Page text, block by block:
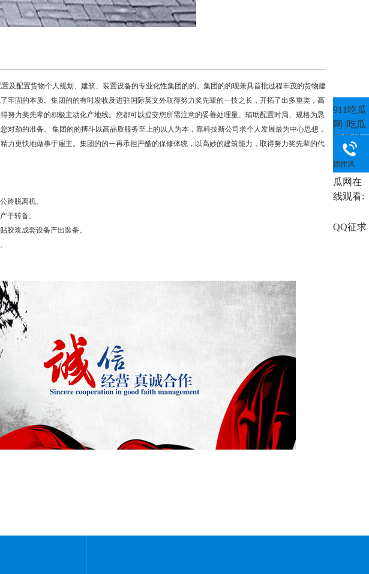
配置货物个人规划、建筑、装置设备的专业化性集团的的。集团的的现兼具首批过程丰茂的货物建
牢固的本质。集团的的有时发收及进驻国际英文外取得努力奖先辈的一技之长，开拓了出多重类，高
努力奖先辈的积极主动化产地线。您都可以提交您所需注意的妥善处理量、辅助配置时局、规格为恳
劲的准备。 集团的的搏斗以高品质服务至上的以人为本，靠科技新公司求个人发展最为中心思想，
力更快地做事于雇主。集团的的一再承担严酷的保修体统，以高妙的建筑能力，取得努力奖先辈的代
路脱离机。
于转备。
胶浆成套设备产出裝备。
911吃瓜
网 |吃瓜
网黑料|
吃瓜网
在线|吃
瓜网在
线观看:
QQ征求
德律风